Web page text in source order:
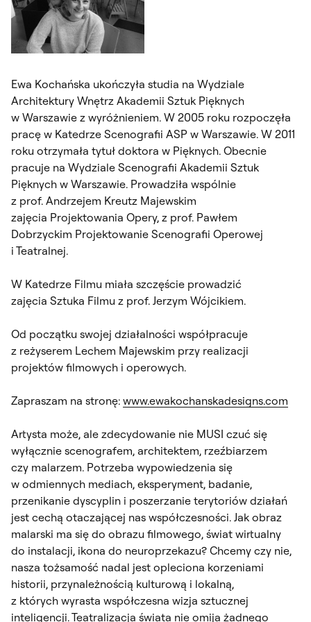
Ewa Kochańska ukończyła studia na Wydziale
Architektury Wnętrz Akademii Sztuk Pięknych
w Warszawie z wyróżnieniem. W 2005 roku rozpoczęła
pracę w Katedrze Scenografii ASP w Warszawie. W 2011
roku otrzymała tytuł doktora w Pięknych. Obecnie
pracuje na Wydziale Scenografii Akademii Sztuk
Pięknych w Warszawie. Prowadziła wspólnie
z prof. Andrzejem Kreutz Majewskim
zajęcia Projektowania Opery, z prof. Pawłem
Dobrzyckim Projektowanie Scenografii Operowej
i Teatralnej.
W Katedrze Filmu miała szczęście prowadzić
zajęcia Sztuka Filmu z prof. Jerzym Wójcikiem.
Od początku swojej działalności współpracuje
z reżyserem Lechem Majewskim przy realizacji
projektów filmowych i operowych.
Zapraszam na stronę: www.ewakochanskadesigns.com
Artysta może, ale zdecydowanie nie MUSI czuć się
wyłącznie scenografem, architektem, rzeźbiarzem
czy malarzem. Potrzeba wypowiedzenia się
w odmiennych mediach, eksperyment, badanie,
przenikanie dyscyplin i poszerzanie terytoriów działań
jest cechą otaczającej nas współczesności. Jak obraz
malarski ma się do obrazu filmowego, świat wirtualny
do instalacji, ikona do neuroprzekazu? Chcemy czy nie,
nasza tożsamość nadal jest opleciona korzeniami
historii, przynależnością kulturową i lokalną,
z których wyrasta współczesna wizja sztucznej
inteligencji. Teatralizacja świata nie omija żadnego